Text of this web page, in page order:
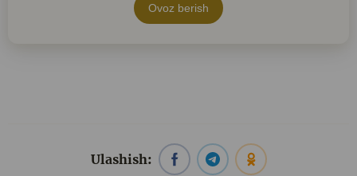
Ovoz berish
Ulashish: